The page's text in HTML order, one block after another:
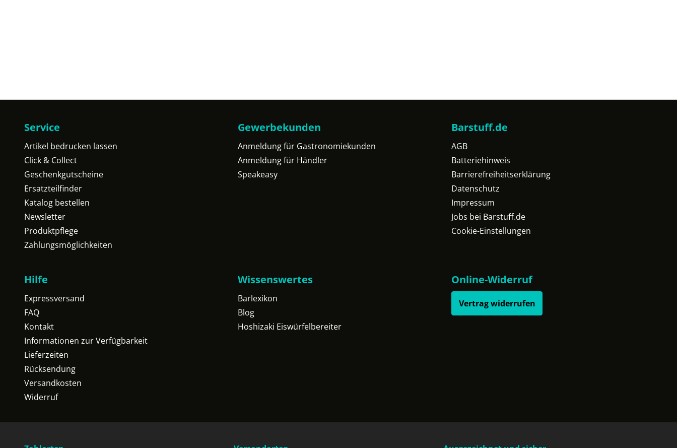
Service
Artikel bedrucken lassen
Click & Collect
Geschenkgutscheine
Ersatzteilfinder
Katalog bestellen
Newsletter
Produktpflege
Zahlungsmöglichkeiten
Gewerbekunden
Anmeldung für Gastronomiekunden
Anmeldung für Händler
Speakeasy
Barstuff.de
AGB
Batteriehinweis
Barrierefreiheitserklärung
Datenschutz
Impressum
Jobs bei Barstuff.de
Cookie-Einstellungen
Hilfe
Expressversand
FAQ
Kontakt
Informationen zur Verfügbarkeit
Lieferzeiten
Rücksendung
Versandkosten
Widerruf
Wissenswertes
Barlexikon
Blog
Hoshizaki Eiswürfelbereiter
Online-Widerruf
Vertrag widerrufen